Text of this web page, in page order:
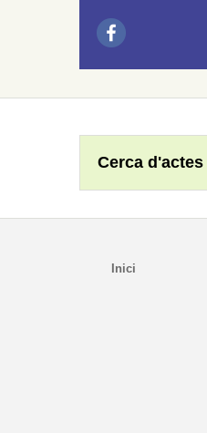
Cerca d'actes
Inici